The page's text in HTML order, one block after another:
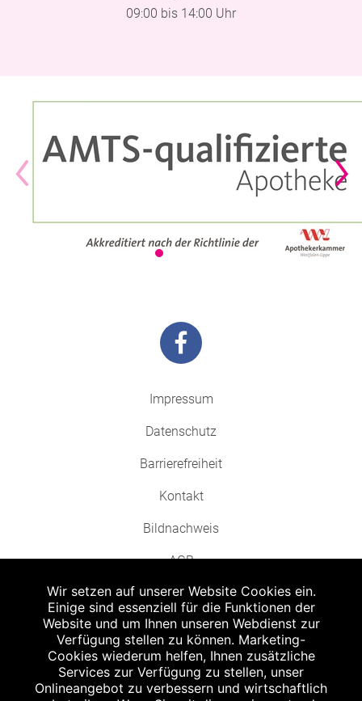
09:00 bis 14:00 Uhr
Impressum
Datenschutz
Barrierefreiheit
Kontakt
Bildnachweis
AGB
Abgabe in haushaltsüblichen Mengen, solange der Vorrat reicht. Für Druck-
und Satzfehler keine Haftung.
Zu Risiken und Nebenwirkungen lesen Sie die Packungsbeilage und fragen
Wir setzen auf unserer Website Cookies ein.
Einige sind essenziell für die Funktionen der
Website und um Ihnen unseren Webdienst zur
Verfügung stellen zu können. Marketing-
Cookies wiederum helfen, Ihnen zusätzliche
Services zur Verfügung zu stellen, unser
Onlineangebot zu verbessern und wirtschaftlich